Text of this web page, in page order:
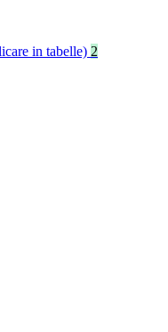
in tabelle) 2